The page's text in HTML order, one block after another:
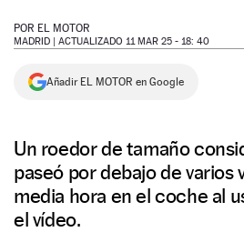
NEWSLETTER
SÍGUENOS
POR EL MOTOR
MADRID | ACTUALIZADO 11 MAR 25 - 18: 40
Añadir EL MOTOR en Google
Un roedor de tamaño
paseó por debajo de varios
media hora en el coche al
el vídeo.